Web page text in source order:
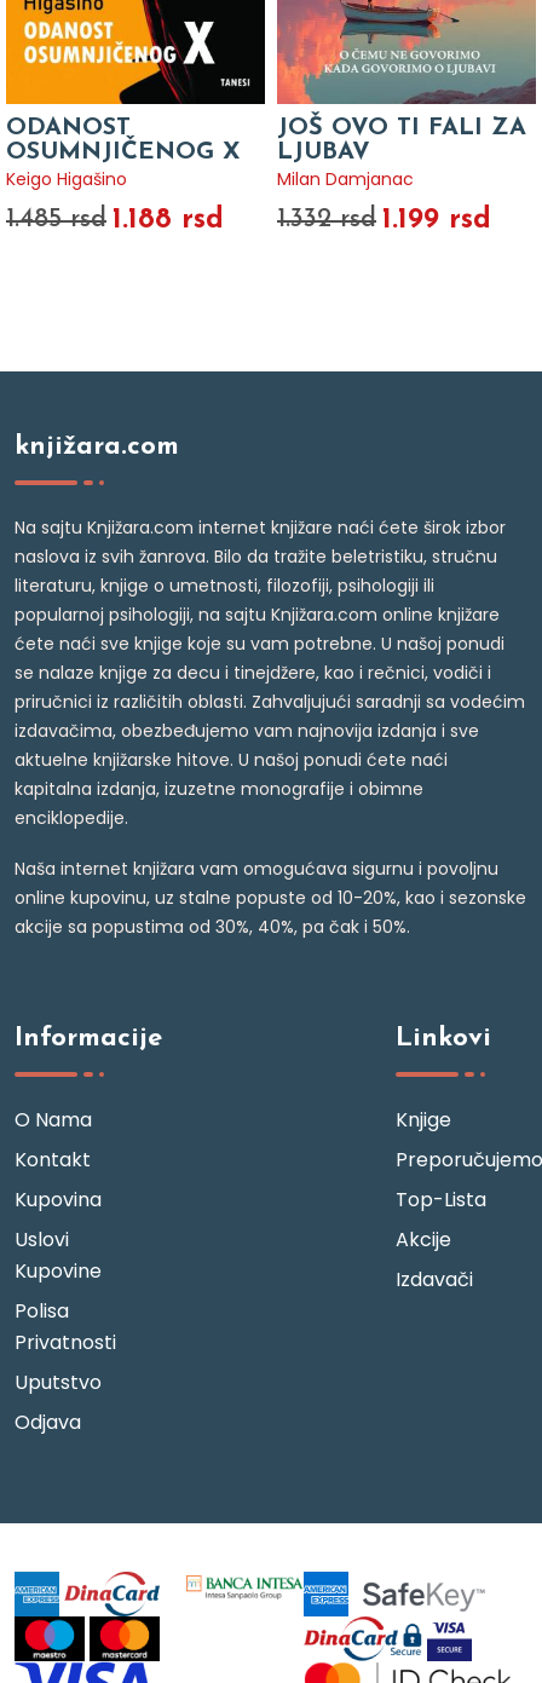
ODANOST
OSUMNJIČENOG X
Keigo Higašino
1.485 rsd 1.188 rsd
JOŠ OVO TI FALI ZA
LJUBAV
Milan Damjanac
1.332 rsd 1.199 rsd
knjižara.com
Na sajtu Knjižara.com internet knjižare naći ćete širok izbor
naslova iz svih žanrova. Bilo da tražite beletristiku, stručnu
literaturu, knjige o umetnosti, filozofiji, psihologiji ili
popularnoj psihologiji, na sajtu Knjižara.com online knjižare
ćete naći sve knjige koje su vam potrebne. U našoj ponudi
se nalaze knjige za decu i tinejdžere, kao i rečnici, vodiči i
priručnici iz različitih oblasti. Zahvaljujući saradnji sa vodećim
izdavačima, obezbeđujemo vam najnovija izdanja i sve
aktuelne knjižarske hitove. U našoj ponudi ćete naći
kapitalna izdanja, izuzetne monografije i obimne
enciklopedije.
Naša internet knjižara vam omogućava sigurnu i povoljnu
online kupovinu, uz stalne popuste od 10-20%, kao i sezonske
akcije sa popustima od 30%, 40%, pa čak i 50%.
Informacije
O Nama
Kontakt
Kupovina
Uslovi
Kupovine
Polisa
Privatnosti
Uputstvo
Odjava
Linkovi
Knjige
Preporučujemo
Top-Lista
Akcije
Izdavači